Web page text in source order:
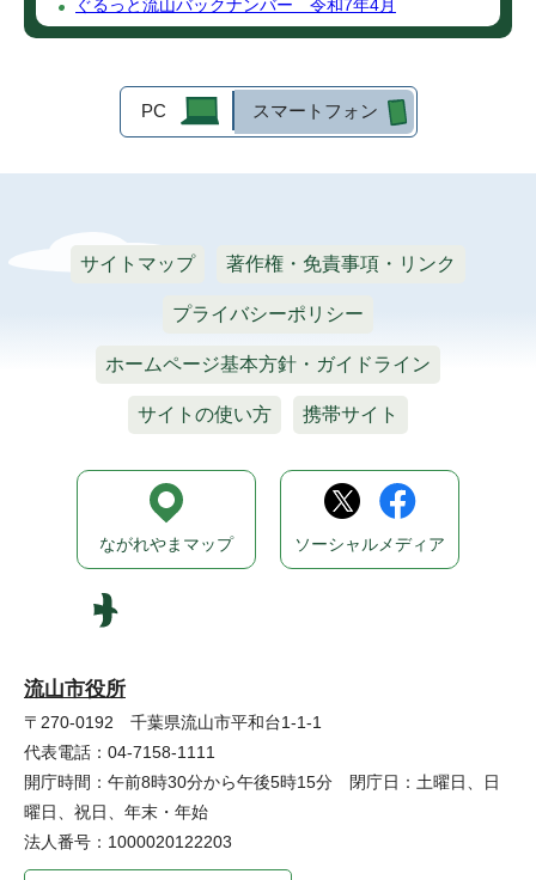
ぐるっと流山バックナンバー 令和7年4月
PC スマートフォン
サイトマップ 著作権・免責事項・リンク
プライバシーポリシー
ホームページ基本方針・ガイドライン
サイトの使い方 携帯サイト
流山市役所
〒270-0192 千葉県流山市平和台1-1-1
代表電話：04-7158-1111
開庁時間：午前8時30分から午後5時15分 閉庁日：土曜日、日
曜日、祝日、年末・年始
法人番号：1000020122203
ながれやまマップ ソーシャルメディア